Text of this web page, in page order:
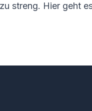
streng. Hier geht